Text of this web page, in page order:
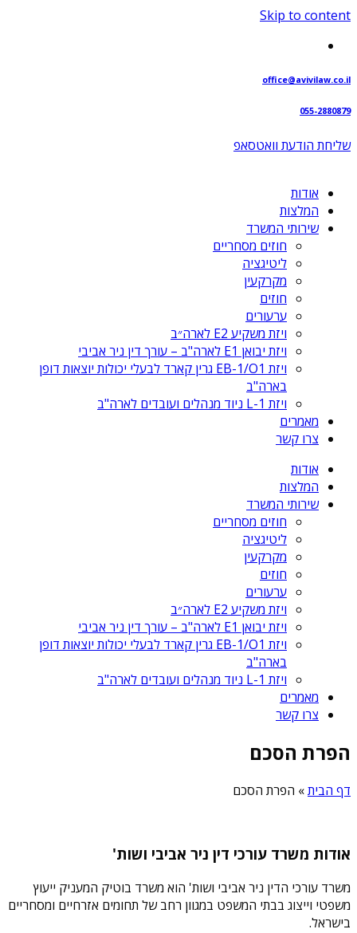
Skip to content
office@avivilaw.co.il
055-2880879
שליחת הודעת וואטסאפ⁩
אודות
המלצות
שירותי המשרד
חוזים מסחריים
ליטיגציה
מקרקעין
חוזים
ערעורים
ויזת משקיע E2 לארה״ב
ויזת יבואן E1 לארה"ב – עורך דין ניר אביבי
ויזת EB-1/O1 גרין קארד לבעלי יכולות יוצאות דופן
בארה"ב
ויזת L-1 ניוד מנהלים ועובדים לארה"ב
מאמרים
צרו קשר
אודות
המלצות
שירותי המשרד
חוזים מסחריים
ליטיגציה
מקרקעין
חוזים
ערעורים
ויזת משקיע E2 לארה״ב
ויזת יבואן E1 לארה"ב – עורך דין ניר אביבי
ויזת EB-1/O1 גרין קארד לבעלי יכולות יוצאות דופן
בארה"ב
ויזת L-1 ניוד מנהלים ועובדים לארה"ב
מאמרים
צרו קשר
הפרת הסכם
דף הבית» הפרת הסכם
אודות משרד עורכי דין ניר אביבי ושות'
משרד עורכי הדין ניר אביבי ושות' הוא משרד בוטיק המעניק ייעוץ
משפטי וייצוג בבתי המשפט במגוון רחב של תחומים אזרחיים ומסחריים
בישראל.